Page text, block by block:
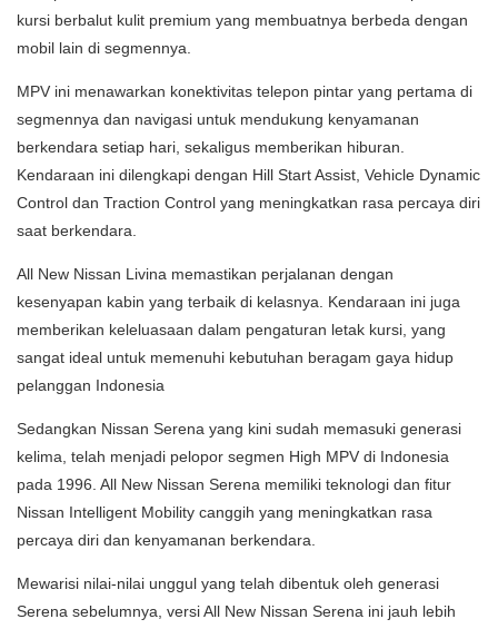
kursi berbalut kulit premium yang membuatnya berbeda dengan
mobil lain di segmennya.
MPV ini menawarkan konektivitas telepon pintar yang pertama di
segmennya dan navigasi untuk mendukung kenyamanan
berkendara setiap hari, sekaligus memberikan hiburan.
Kendaraan ini dilengkapi dengan Hill Start Assist, Vehicle Dynamic
Control dan Traction Control yang meningkatkan rasa percaya diri
saat berkendara.
All New Nissan Livina memastikan perjalanan dengan
kesenyapan kabin yang terbaik di kelasnya. Kendaraan ini juga
memberikan keleluasaan dalam pengaturan letak kursi, yang
sangat ideal untuk memenuhi kebutuhan beragam gaya hidup
pelanggan Indonesia
Sedangkan Nissan Serena yang kini sudah memasuki generasi
kelima, telah menjadi pelopor segmen High MPV di Indonesia
pada 1996. All New Nissan Serena memiliki teknologi dan fitur
Nissan Intelligent Mobility canggih yang meningkatkan rasa
percaya diri dan kenyamanan berkendara.
Mewarisi nilai-nilai unggul yang telah dibentuk oleh generasi
Serena sebelumnya, versi All New Nissan Serena ini jauh lebih